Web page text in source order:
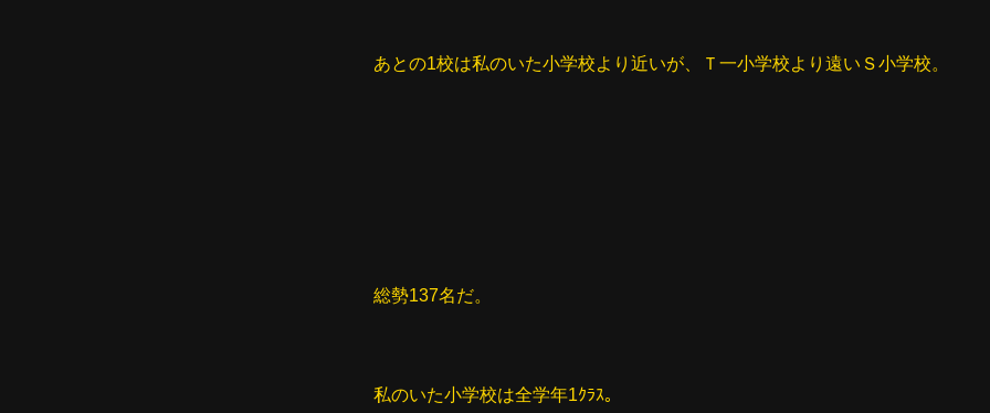
あとの1校は私のいた小学校より近いが、Ｔ一小学校より遠いＳ小学校。
総勢137名だ。
私のいた小学校は全学年1ｸﾗｽ。